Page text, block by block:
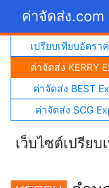
ค่าจัดส่ง.com
เปรียบเทียบอัตรา
ค่าจัดส่ง KERRY
ค่าจัดส่ง BEST
ค่าจัดส่ง SCG
เว็บไซต์เปรีย